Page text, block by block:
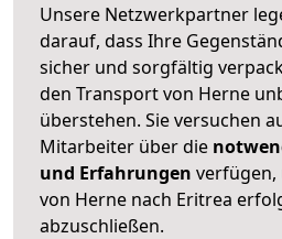
Unsere Netzwerkpartner
darauf, dass Ihre
sicher und sorgfältig
den Transport von Herne
überstehen. Sie versuchen
Mitarbeiter über die
und Erfahrungen verfügen,
von Herne nach Eritrea
abzuschließen.